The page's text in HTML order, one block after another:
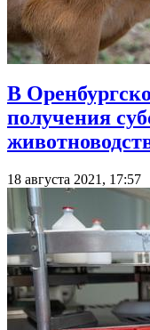
В
получения
18 августа 2021, 17:57